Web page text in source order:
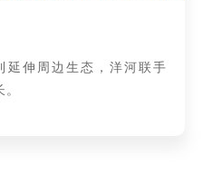
延伸周边生态，洋河联手